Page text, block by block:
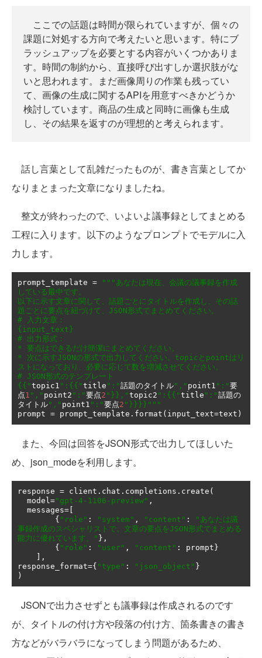
ここでの話題は時間が限られていますが、個々の
課題に対処する方向で考えたいと思います。特にブ
ラッシュアップを必要とする内容がいくつかありま
す。時間の制約から、直接呼び出すしか選択肢がな
いと思われます。まだ画像周りの作業も残ってい
て、画像の生成に関するAPIを用意すべきかどうか
検討しています。商品の生成と同時に画像も生成
し、その結果を返すのが理想的と考えられます。
話し言葉として乱雑だったものが、書き言葉としてか
なりまとまった文章になりましたね。
整文が終わったので、いよいよ議事録としてまとめる
工程に入ります。以下のようなプロンプトでモデルに入
力します。
prompt_template =
"""あなたは現在、会議の議事録を作成
している最中です。
以下に示す文章に関して、話題ごとにタイトルを作成し、その話
題ごとに要点を紐づけて、JSON形式でまとめてください。
# 入力文章：
{input_text}
# 出力形式：
* 要点はできるだけ簡潔にまとめてください。
* 次に示すJSONの形式で出力してください。topicとpointはリ
ストになっており、必要に応じて数を増減させてください。
# JSON形式のテンプレート
{{"topic1 ":{{"title ":"話題のタイトル"," point1 ":"要
点1 "," point2 ":"要点2 "}},"topic2 ":{{"title ":"話題の
タイトル"," point1 ":"要点2 "}}}}"""
prompt = prompt_template . format ( input_text=text )
また、今回は回答をJSON形式で出力してほしいた
め、json_modeを利用します。
response = client . chat . completions . create (
  model
="gpt-4-1106-preview" ,
  messages
=[
{ "role" : "system" , "content" :
"あなたは議
事録作成のスペシャリストで、文章の要点をJSON形式でまとめる
能力に優れています。" },
{ "role" : "user" , "content" : prompt }
],
response_format={ "type" : "json_object" }
)
JSONで出力させずとも議事録は作成されるのです
が、タイトルの付け方や段落の付け方、箇条書きの書き
方などがバラバラになってしまう問題があるため、